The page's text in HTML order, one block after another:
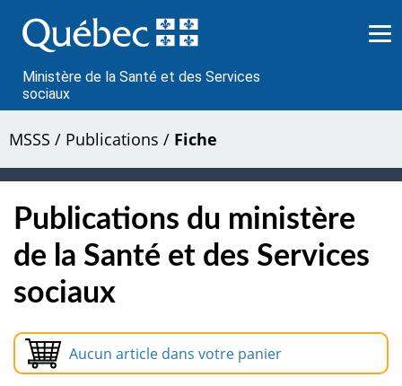
au
contenu
Ministère de la Santé et des Services
sociaux
MSSS / Publications / Fiche
Publications du ministère
de la Santé et des Services
sociaux
Aucun article dans votre panier